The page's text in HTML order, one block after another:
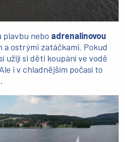
plavbu nebo adrenalinovou
a ostrými zatáčkami. Pokud
užijí si děti koupání ve vodě
i v chladnějším počasí to